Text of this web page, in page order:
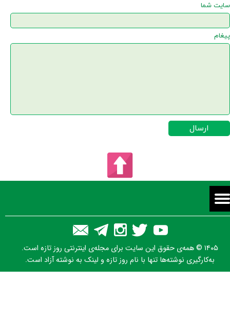
غزل شماره‌ی ۱۵۳ دیوان حافظ: سحر چون خسرو
خاور، علم بر کوهساران زد
۱۴ مرداد ۰۵
سایت شما
پیغام
ارسال
۱۴۰۵ © همه‌ی حقوق این سایت برای مجله‌ی اینترنتی روز تازه است.
به‌کارگیری نوشته‌ها تنها با نام روز تازه و لینک به نوشته آزاد است.